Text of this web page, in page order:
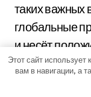
таких важных
глобальные
и несёт
Таким
Этот сайт
вам в навигации, а